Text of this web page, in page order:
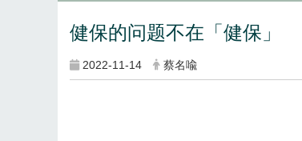
健保的问题不在「健保」
2022-11-14 蔡名喩